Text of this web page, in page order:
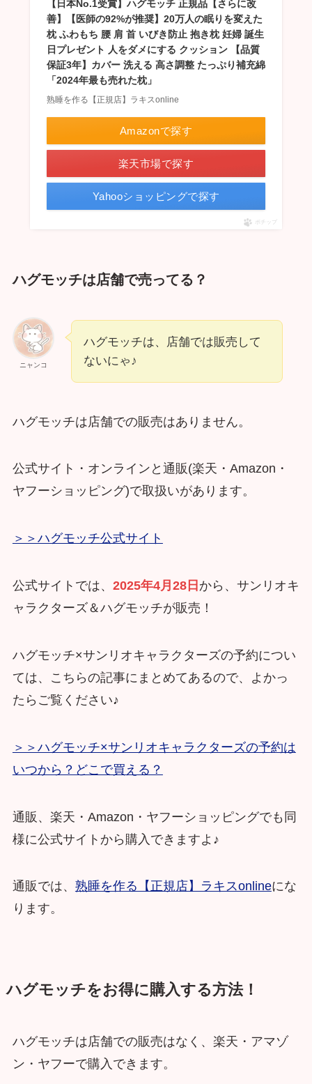
【日本No.1受賞】ハグモッチ 正規品【さらに改
善】【医師の92%が推奨】20万人の眠りを変えた
枕 ふわもち 腰 肩 首 いびき防止 抱き枕 妊婦 誕生
日プレゼント 人をダメにする クッション 【品質
保証3年】カバー 洗える 高さ調整 たっぷり補充綿
「2024年最も売れた枕」
熟睡を作る【正規店】ラキスonline
Amazonで探す
楽天市場で探す
Yahooショッピングで探す
ポチップ
ハグモッチは店舗で売ってる？
ニャンコ
ハグモッチは、店舗では販売して
ないにゃ♪
ハグモッチは店舗での販売はありません。
公式サイト・オンラインと通販(楽天・Amazon・
ヤフーショッピング)で取扱いがあります。
＞＞ハグモッチ公式サイト
公式サイトでは、 2025年4月28日 から、サンリオキ
ャラクターズ＆ハグモッチが販売！
ハグモッチ×サンリオキャラクターズの予約につい
ては、こちらの記事にまとめてあるので、よかっ
たらご覧ください♪
＞＞ハグモッチ×サンリオキャラクターズの予約は
いつから？どこで買える？
通販、楽天・Amazon・ヤフーショッピングでも同
様に公式サイトから購入できますよ♪
通販では、 熟睡を作る【正規店】ラキスonlineにな
ります。
ハグモッチをお得に購入する方法！
ハグモッチは店舗での販売はなく、楽天・アマゾ
ン・ヤフーで購入できます。